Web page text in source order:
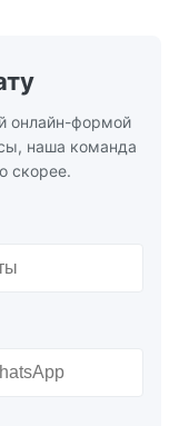
онлайн-формой
наша команда
скорее.